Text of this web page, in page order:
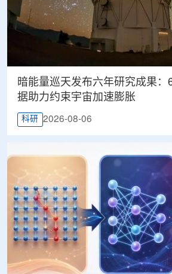
暗能量巡天发布六年研究成果：
据助力约束宇宙加速膨胀
科研 2026-08-06